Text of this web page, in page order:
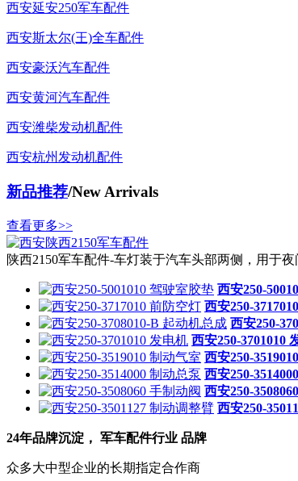
西安延安250军车配件
西安斯太尔(王)全车配件
西安豪沃汽车配件
西安黄河汽车配件
西安潍柴发动机配件
西安杭州发动机配件
新品推荐/New Arrivals
查看更多>>
陕西2150军车配件-车灯装于汽车头部两侧，用于夜
西安250-
西安250-
西安250-
西安250-3701010
西安250-
西安250-
西安250-
西安250-
24年品牌沉淀， 军车配件行业 品牌
众多大中型企业的长期指定合作商